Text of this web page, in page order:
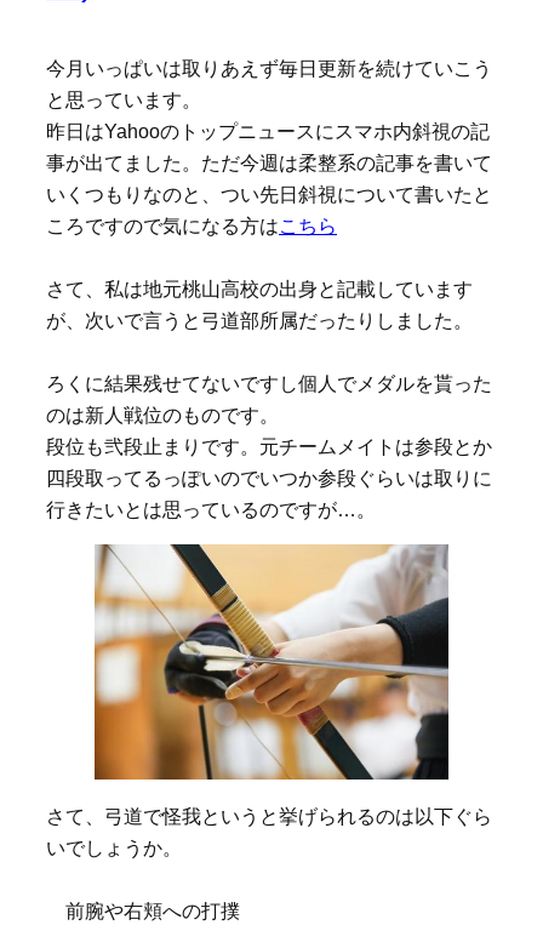
今月いっぱいは取りあえず毎日更新を続けていこう
と思っています。
昨日はYahooのトップニュースにスマホ内斜視の記
事が出てました。ただ今週は柔整系の記事を書いて
いくつもりなのと、つい先日斜視について書いたと
ころですので気になる方は こちら
さて、私は地元桃山高校の出身と記載しています
が、次いで言うと弓道部所属だったりしました。
ろくに結果残せてないですし個人でメダルを貰った
のは新人戦位のものです。
段位も弐段止まりです。元チームメイトは参段とか
四段取ってるっぽいのでいつか参段ぐらいは取りに
行きたいとは思っているのですが…。
さて、弓道で怪我というと挙げられるのは以下ぐら
いでしょうか。
前腕や右頬への打撲